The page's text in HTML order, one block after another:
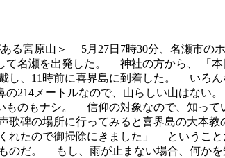
る宮原山＞ 5月27日7時30分、名瀬市の
名瀬を出発した。 神社の方から、 「
、11時前に喜界島に到着した。 いろ
の214メートルなので、山らしい山はな
ものもナシ。 信仰の対象なので、知っ
碑の場所に行ってみると喜界島の大本
れたので御掃除にきました」 という
だ。 もし、雨が止まない場合、何か